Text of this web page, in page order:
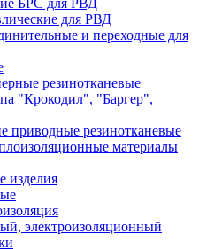
БРС для РВД
для РВД
и переходные для
резинотканевые
"Крокодил", "Баргер",
приводные резинотканевые
материалы
изделия
электроизоляционный